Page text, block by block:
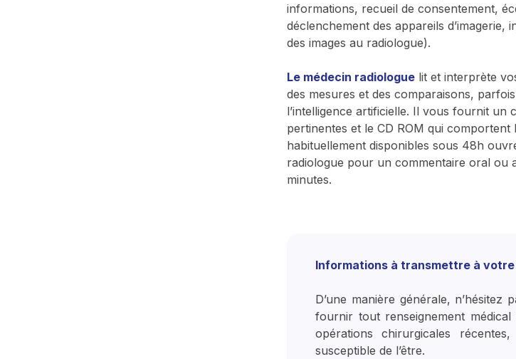
informations, recueil de consentement,
déclenchement des appareils d’imagerie,
des images au radiologue).
Le médecin radiologue lit et interprète
des mesures et des comparaisons, parfois
l’intelligence artificielle. Il vous fournit un
pertinentes et le CD ROM qui comportent
habituellement disponibles sous 48h
radiologue pour un commentaire oral ou
minutes.
Informations à transmettre à votre
D’une manière générale,
fournir tout renseignement
opérations chirurgicales
susceptible de l’être.